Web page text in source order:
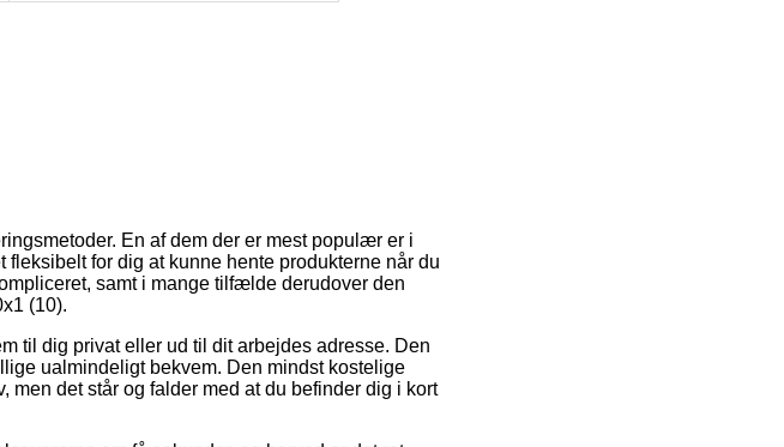
En af dem der er mest populær er i
for dig at kunne hente produkterne når du
samt i mange tilfælde derudover den
(10).
til dig privat eller ud til dit arbejdes adresse. Den
ualmindeligt bekvem. Den mindst kostelige
det står og falder med at du befinder dig i kort